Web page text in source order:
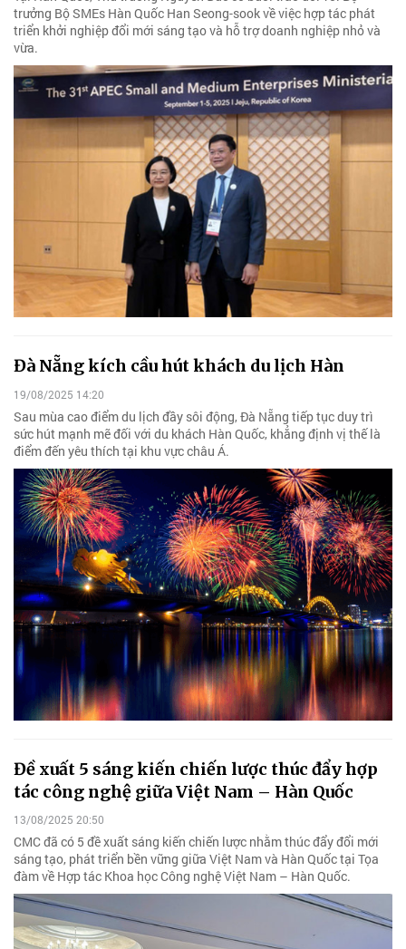
trưởng Bộ SMEs Hàn Quốc Han Seong-sook về việc hợp tác phát
triển khởi nghiệp đổi mới sáng tạo và hỗ trợ doanh nghiệp nhỏ và
vừa.
Đà Nẵng kích cầu hút khách du lịch Hàn
19/08/2025 14:20
Sau mùa cao điểm du lịch đầy sôi động, Đà Nẵng tiếp tục duy trì
sức hút mạnh mẽ đối với du khách Hàn Quốc, khẳng định vị thế là
điểm đến yêu thích tại khu vực châu Á.
Đề xuất 5 sáng kiến chiến lược thúc đẩy hợp
tác công nghệ giữa Việt Nam – Hàn Quốc
13/08/2025 20:50
CMC đã có 5 đề xuất sáng kiến chiến lược nhằm thúc đẩy đổi mới
sáng tạo, phát triển bền vững giữa Việt Nam và Hàn Quốc tại Tọa
đàm về Hợp tác Khoa học Công nghệ Việt Nam – Hàn Quốc.